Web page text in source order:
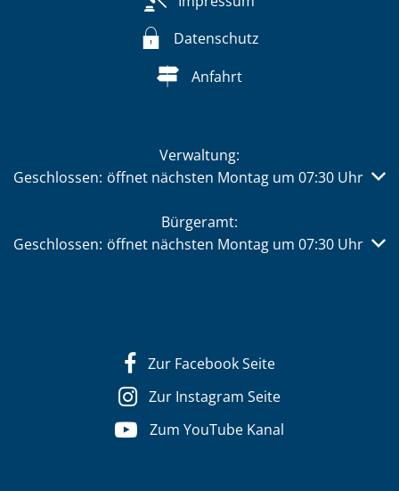
Datenschutz
Anfahrt
Verwaltung:
Klicken, um weitere Öffnungs- oder Schließzeiten
Geschlossen: öffnet nächsten Montag um 07:30 Uhr
Bürgeramt:
Klicken, um weitere Öffnungs- oder Schließzeiten
Geschlossen: öffnet nächsten Montag um 07:30 Uhr
Zur Facebook Seite
Zur Instagram Seite
Zum YouTube Kanal